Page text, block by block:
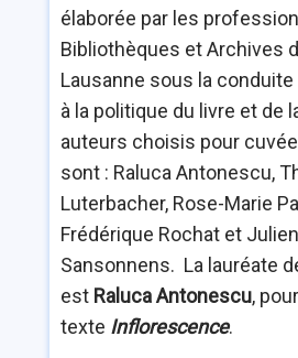
élaborée par les
Bibliothèques et Archives
Lausanne sous la
à la politique du livre et de
auteurs choisis pour
sont : Raluca Antonescu,
Luterbacher, Rose-Marie
Frédérique Rochat et Julien
Sansonnens. La lauréate
est Raluca Antonescu,
texte Inflorescence.